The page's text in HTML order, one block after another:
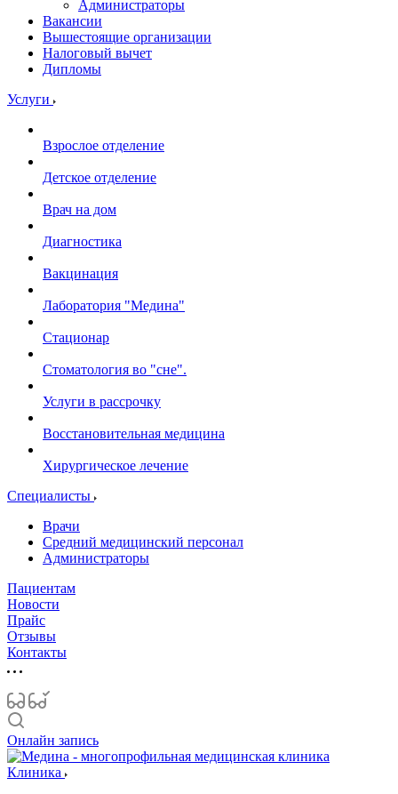
Администраторы
Вакансии
Вышестоящие организации
Налоговый вычет
Дипломы
Услуги
Взрослое отделение
Детское отделение
Врач на дом
Диагностика
Вакцинация
Лаборатория "Медина"
Стационар
Стоматология во "сне".
Услуги в рассрочку
Восстановительная медицина
Хирургическое лечение
Специалисты
Врачи
Средний медицинский персонал
Администраторы
Пациентам
Новости
Прайс
Отзывы
Контакты
Онлайн запись
Клиника